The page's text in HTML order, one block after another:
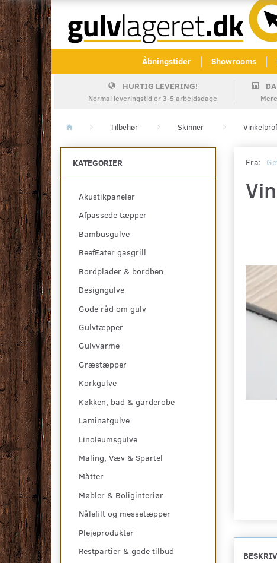
Åbningstider Showrooms
HURTIG LEVERING!
Normal leveringstid er 3-5 arbejdsdage
Tilbehør Skinner
KATEGORIER
Akustikpaneler
Afpassede tæpper
Bambusgulve
BeefEater gasgrill
Bordplader & bordben
Designgulve
Gode råd om gulv
Gulvtæpper
Gulvvarme
Græstæpper
Korkgulve
Køkken, bad & garderobe
Laminatgulve
Linoleumsgulve
Maling, Væv & Spartel
Måtter
Møbler & Boliginteriør
Nålefilt og messetæpper
Plejeprodukter
Restpartier & gode tilbud
Fra: